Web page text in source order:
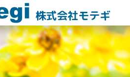
株式会社モテギ